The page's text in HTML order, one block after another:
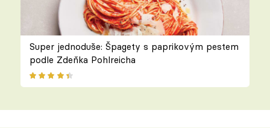
Super jednoduše: Špagety s paprikovým pestem
podle Zdeňka Pohlreicha